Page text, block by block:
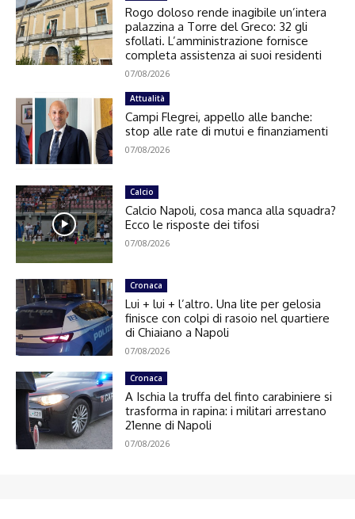
Rogo doloso rende inagibile un’intera
palazzina a Torre del Greco: 32 gli
sfollati. L’amministrazione fornisce
completa assistenza ai suoi residenti
07/08/2026
Attualità
Campi Flegrei, appello alle banche:
stop alle rate di mutui e finanziamenti
07/08/2026
Calcio
Calcio Napoli, cosa manca alla squadra?
Ecco le risposte dei tifosi
07/08/2026
Cronaca
Lui + lui + l’altro. Una lite per gelosia
finisce con colpi di rasoio nel quartiere
di Chiaiano a Napoli
07/08/2026
Cronaca
A Ischia la truffa del finto carabiniere si
trasforma in rapina: i militari arrestano
21enne di Napoli
07/08/2026